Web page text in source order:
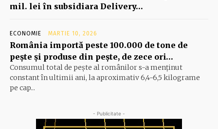
mil. lei în subsidiara Delivery…
ECONOMIE MARTIE 10, 2026
România importă peste 100.000 de tone de
peşte şi produse din peşte, de zece ori…
Consumul total de peşte al ro­mâ­nilor s-a menţinut
constant în ul­timii ani, la aproximativ 6,4-6,5 ki­lograme
pe cap...
- Publicitate -